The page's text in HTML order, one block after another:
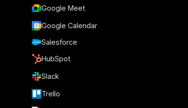
Google Meet
Google Calendar
Salesforce
HubSpot
Slack
Trello